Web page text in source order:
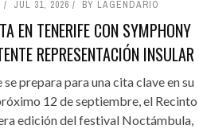
JUL 31, 2026 BY LAGENDARIO
EN TENERIFE CON SYMPHONY
REPRESENTACIÓN INSULAR
prepara para una cita clave en su
12 de septiembre, el Recinto
edición del festival Noctámbula,